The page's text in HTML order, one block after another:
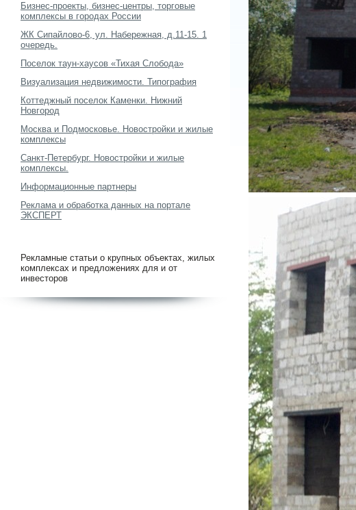
Бизнес-проекты, бизнес-центры, торговые
комплексы в городах России
ЖК Сипайлово-6, ул. Набережная, д.11-15. 1
очередь.
Поселок таун-хаусов «Тихая Слобода»
Визуализация недвижимости. Типография
Коттеджный поселок Каменки. Нижний
Новгород
Москва и Подмосковье. Новостройки и жилые
комплексы
Санкт-Петербург. Новостройки и жилые
комплексы.
Информационные партнеры
Реклама и обработка данных на портале
ЭКСПЕРТ
Рекламные статьи о крупных объектах, жилых
комплексах и предложениях для и от
инвесторов